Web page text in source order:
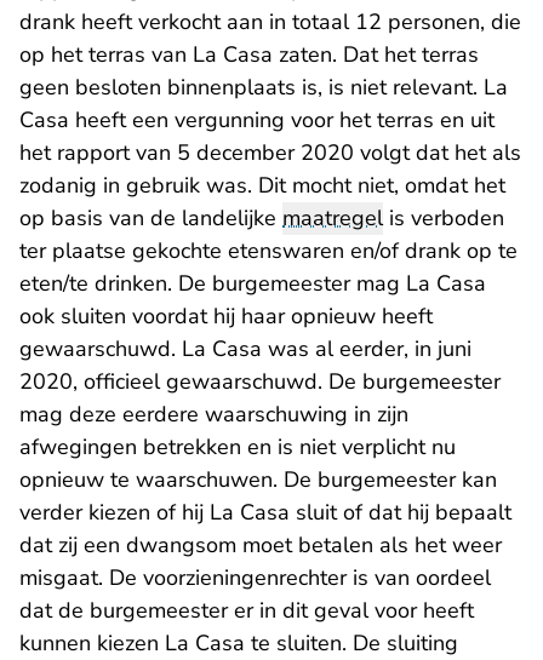
drank heeft verkocht aan in totaal 12 personen, die
op het terras van La Casa zaten. Dat het terras
geen besloten binnenplaats is, is niet relevant. La
Casa heeft een vergunning voor het terras en uit
het rapport van 5 december 2020 volgt dat het als
zodanig in gebruik was. Dit mocht niet, omdat het
op basis van de landelijke maatregelis verboden
ter plaatse gekochte etenswaren en/of drank op te
eten/te drinken. De burgemeester mag La Casa
ook sluiten voordat hij haar opnieuw heeft
gewaarschuwd. La Casa was al eerder, in juni
2020, officieel gewaarschuwd. De burgemeester
mag deze eerdere waarschuwing in zijn
afwegingen betrekken en is niet verplicht nu
opnieuw te waarschuwen. De burgemeester kan
verder kiezen of hij La Casa sluit of dat hij bepaalt
dat zij een dwangsom moet betalen als het weer
misgaat. De voorzieningenrechter is van oordeel
dat de burgemeester er in dit geval voor heeft
kunnen kiezen La Casa te sluiten. De sluiting